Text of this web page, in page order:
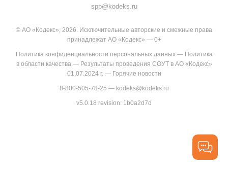
spp@kodeks.ru
© АО «Кодекс», 2026. Исключительные авторские и смежные права
принадлежат АО «Кодекс» — 0+
Политика конфиденциальности персональных данных— Политика
в области качества— Результаты проведения СОУТ в АО «Кодекс»
01.07.2024 г.— Горячие новости
8-800-505-78-25 — kodeks@kodeks.ru
v5.0.18 revision: 1b0a2d7d